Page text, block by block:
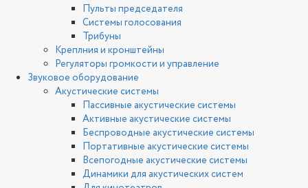
Пульты председателя
Системы голосования
Трибуны
Креплния и кронштейны
Регуляторы громкости и управление
Звуковое оборудование
Акустические системы
Пассивные акустические системы
Активные акустические системы
Беспроводные акустические системы
Портативные акустические системы
Всепогодные акустические системы
Динамики для акустических систем